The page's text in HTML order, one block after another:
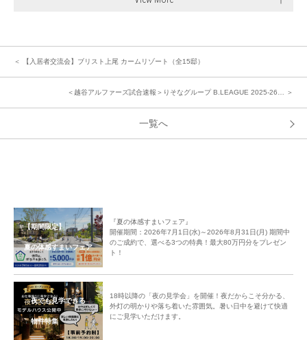
＜ 【入居者交流会】ブリスト上尾 カームリゾート（全15邸）
＜越谷アルファーズ試合速報＞りそなグループ B.LEAGUE 2025-26… ＞
一覧へ
【期間限定】
夏の体感すまいフェア
『夏の体感すまいフェア』
開催期間：2026年7月1日(水)～2026年8月31日(月) 期間中
のご成約で、選べる3つの特典！最大80万円分をプレゼン
ト！
夜でも見学できる
物件特集
18時以降の「夜の見学会」を開催！夜だからこそ分かる、
外灯の明かりや落ち着いた雰囲気。暑い日中を避けて快適
にご見学いただけます。